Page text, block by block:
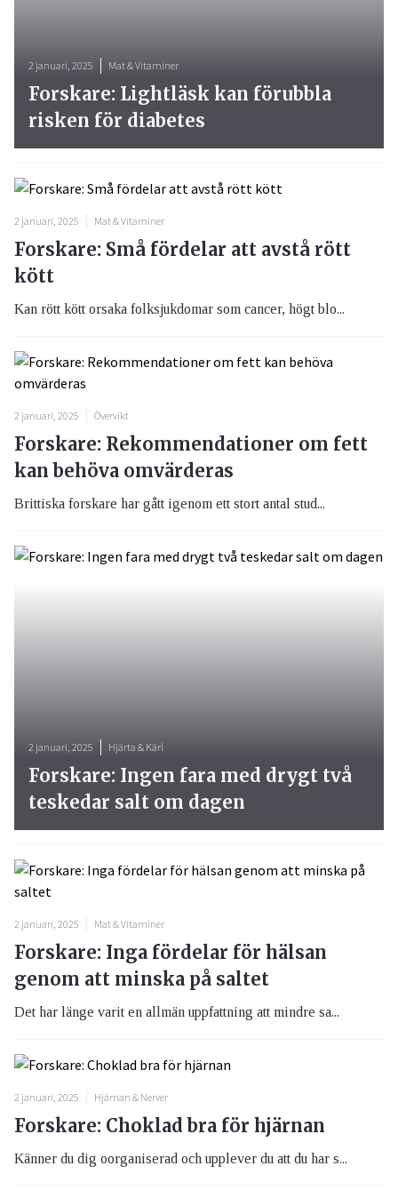
2 januari, 2025 Mat & Vitaminer
Forskare: Små fördelar att avstå rött
kött
Kan rött kött orsaka folksjukdomar som cancer, högt blo...
2 januari, 2025 Övervikt
Forskare: Rekommendationer om fett
kan behöva omvärderas
Brittiska forskare har gått igenom ett stort antal stud...
2 januari, 2025 Mat & Vitaminer
Forskare: Lightläsk kan förubbla
risken för diabetes
2 januari, 2025 Hjärta & Kärl
Forskare: Ingen fara med drygt två
teskedar salt om dagen
2 januari, 2025 Mat & Vitaminer
Forskare: Inga fördelar för hälsan
genom att minska på saltet
Det har länge varit en allmän uppfattning att mindre sa...
2 januari, 2025 Hjärnan & Nerver
Forskare: Choklad bra för hjärnan
Känner du dig oorganiserad och upplever du att du har s...